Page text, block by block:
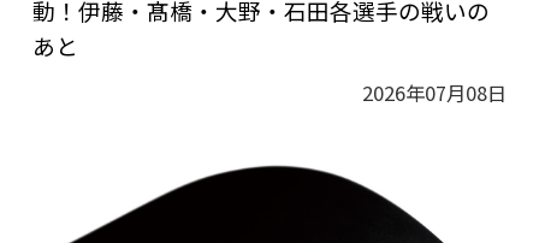
動！伊藤・髙橋・大野・石田各選手の戦いの
あと
2026年07月08日